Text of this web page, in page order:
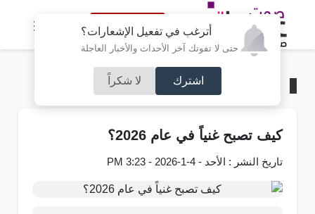
أترغب في تفعيل الإشعارات؟
حتى لا تفوتك آخر الأحداث والأخبار العاجلة
اشترك لا شكراً
النسخة الكاملة
منوعات
كيف تصبح غنياً في عام 2026؟
تاريخ النشر : الأحد - 4-1-2026 - 3:23 PM